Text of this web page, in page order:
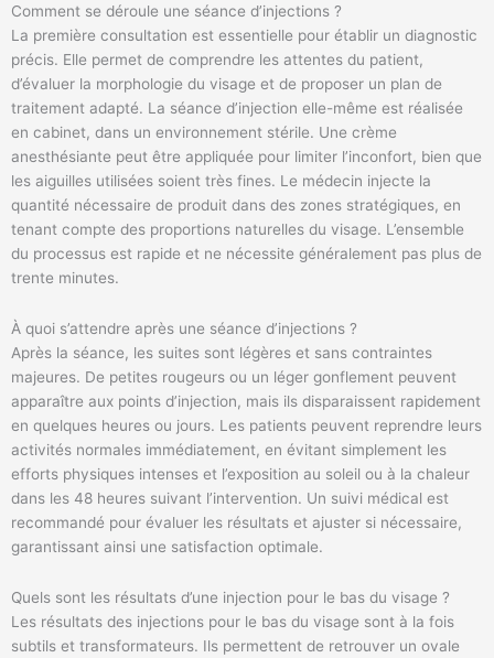
Comment se déroule une séance d’injections ?
La première consultation est essentielle pour établir un diagnostic
précis. Elle permet de comprendre les attentes du patient,
d’évaluer la morphologie du visage et de proposer un plan de
traitement adapté. La séance d’injection elle-même est réalisée
en cabinet, dans un environnement stérile. Une crème
anesthésiante peut être appliquée pour limiter l’inconfort, bien que
les aiguilles utilisées soient très fines. Le médecin injecte la
quantité nécessaire de produit dans des zones stratégiques, en
tenant compte des proportions naturelles du visage. L’ensemble
du processus est rapide et ne nécessite généralement pas plus de
trente minutes.
À quoi s’attendre après une séance d’injections ?
Après la séance, les suites sont légères et sans contraintes
majeures. De petites rougeurs ou un léger gonflement peuvent
apparaître aux points d’injection, mais ils disparaissent rapidement
en quelques heures ou jours. Les patients peuvent reprendre leurs
activités normales immédiatement, en évitant simplement les
efforts physiques intenses et l’exposition au soleil ou à la chaleur
dans les 48 heures suivant l’intervention. Un suivi médical est
recommandé pour évaluer les résultats et ajuster si nécessaire,
garantissant ainsi une satisfaction optimale.
Quels sont les résultats d’une injection pour le bas du visage ?
Les résultats des injections pour le bas du visage sont à la fois
subtils et transformateurs. Ils permettent de retrouver un ovale